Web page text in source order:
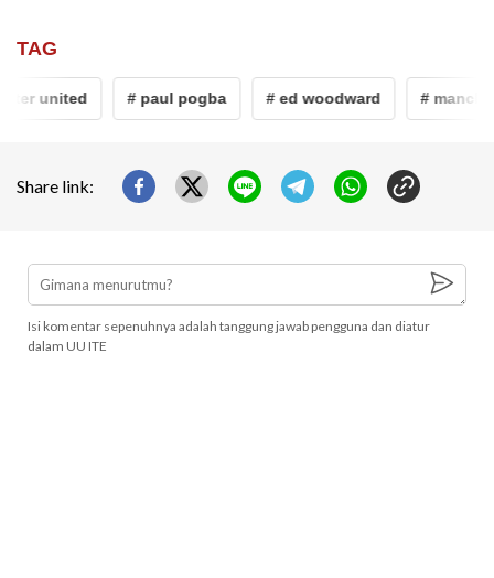
TAG
united # paul pogba # ed woodward #
Share link:
Isi komentar sepenuhnya adalah tanggung jawab pengguna dan diatur
dalam UU ITE